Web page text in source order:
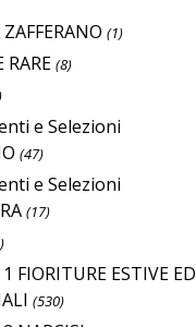
(1)
RARE (8)
e Selezioni
(47)
e Selezioni
(17)
FIORITURE ESTIVE ED
(530)